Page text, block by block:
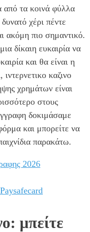
από τα κοινά φύλλα
χέρι πέντε
ακόμη πιο σημαντικό.
δίκαιη ευκαιρία να
και θα είναι η
καζινο
χρημάτων είναι
στους
δοκιμάσαμε
και μπορείτε να
παρακάτω.
2026
μπείτε